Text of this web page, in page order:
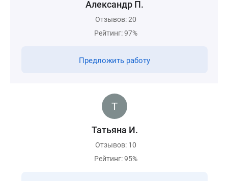
Александр П.
Отзывов: 20
Рейтинг: 97%
Предложить работу
Татьяна И.
Отзывов: 10
Рейтинг: 95%